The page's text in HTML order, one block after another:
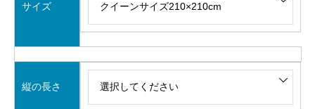
サイズ
縦の長さ